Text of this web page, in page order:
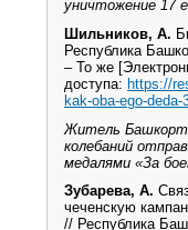
уничтожение 17
Шильников, А.
Республика
– То же
доступа: https://
kak-oba-ego-deda-
Житель
колебаний
медалями «За
Зубарева, А.
чеченскую
// Республика